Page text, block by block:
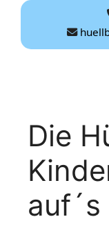
Zum
springen
Die